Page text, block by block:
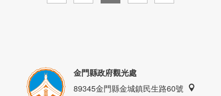
金門縣政府觀光處
89345金門縣金城鎮民生路60號